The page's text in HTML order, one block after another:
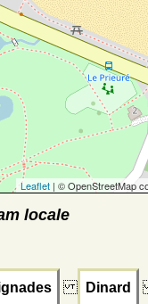
Leaflet | © OpenStreetMap
locale
Dinard